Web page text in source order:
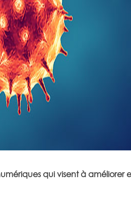
qui visent à améliorer